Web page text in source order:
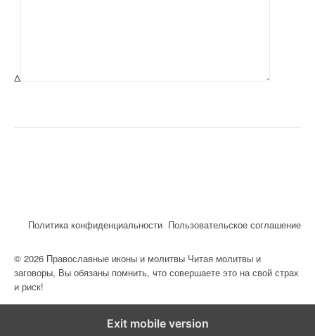
Δ
Политика конфиденциальности Пользовательское соглашение
© 2026 Православные иконы и молитвы Читая молитвы и
заговоры, Вы обязаны помнить, что совершаете это на свой страх
и риск!
Exit mobile version